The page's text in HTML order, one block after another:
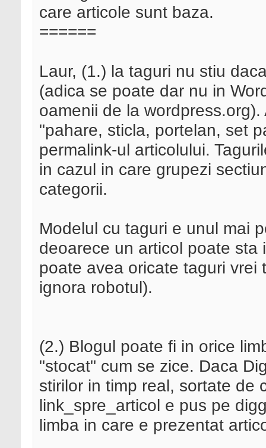
care articole sunt baza.
======
Laur, (1.) la taguri nu stiu
(adica se poate dar nu in
oamenii de la
"pahare, sticla, portelan, set
permalink-ul articolului.
in cazul in care grupezi
categorii.
Modelul cu taguri e unul mai
deoarece un articol poate sta
poate avea oricate taguri
ignora robotul).
(2.) Blogul poate fi in orice
"stocat" cum se zice. Daca
stirilor in timp real, sortate de
link_spre_articol e pus pe
limba in care e prezentat